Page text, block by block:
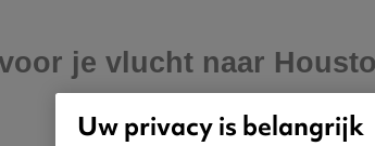
je vlucht naar
Uw privacy is belangrijk